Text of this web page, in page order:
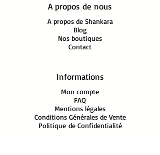
A propos de nous
A propos de Shankara
Blog
Nos boutiques
Contact
Informations
Mon compte
FAQ
Mentions légales
Conditions Générales de Vente
Politiquede Confidentialité